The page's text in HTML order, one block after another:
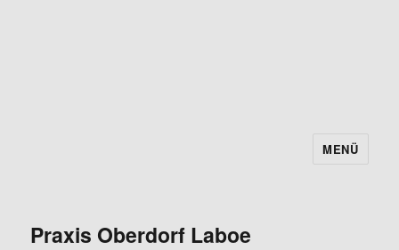
Praxis Oberdorf Laboe
MENÜ